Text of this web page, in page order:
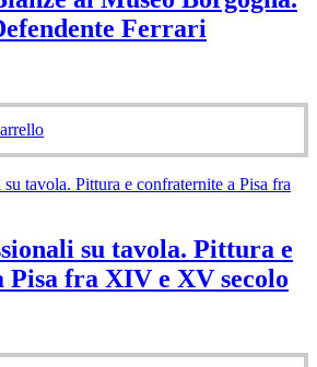
Ferrari
su tavola. Pittura e
fra XIV e XV secolo